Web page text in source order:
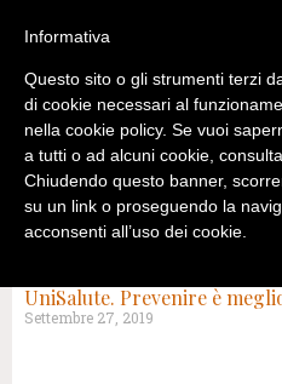
UniSalute. Prevenire è
Settembre 27, 2019
Informativa
Questo sito o gli strumenti terzi
di cookie necessari al
nella cookie policy. Se vuoi
a tutti o ad alcuni cookie,
Chiudendo questo banner,
su un link o proseguendo la
acconsenti all’uso dei cookie.